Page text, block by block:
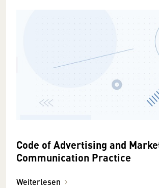
Code of Advertising and
Communication Practice
Weiterlesen